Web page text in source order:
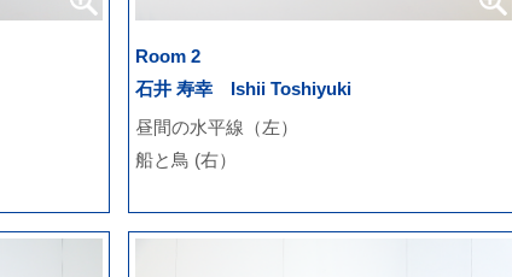
Room 2
石井 寿幸 Ishii Toshiyuki
昼間の水平線（左）
船と鳥 (右）